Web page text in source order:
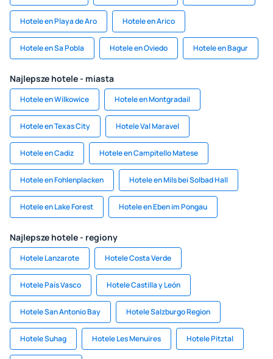
Hotele en Playa de Aro Hotele en Arico
Hotele en Sa Pobla Hotele en Oviedo Hotele en Bagur
Najlepsze hotele - miasta
Hotele en Wilkowice Hotele en Montgradail
Hotele en Texas City Hotele Val Maravel
Hotele en Cadiz Hotele en Campitello Matese
Hotele en Fohlenplacken Hotele en Mils bei Solbad Hall
Hotele en Lake Forest Hotele en Eben im Pongau
Najlepsze hotele - regiony
Hotele Lanzarote Hotele Costa Verde
Hotele País Vasco Hotele Castilla y León
Hotele San Antonio Bay Hotele Salzburgo Region
Hotele Suhag Hotele Les Menuires Hotele Pitztal